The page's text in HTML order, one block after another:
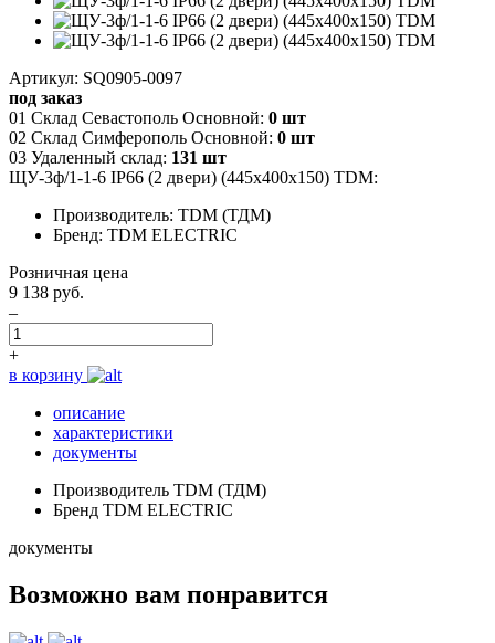
Артикул: SQ0905-0097
под заказ
01 Склад Севастополь Основной: 0 шт
02 Склад Симферополь Основной: 0 шт
03 Удаленный склад: 131 шт
ЩУ-3ф/1-1-6 IP66 (2 двери) (445х400х150) TDM:
Производитель: TDM (ТДМ)
Бренд: TDM ELECTRIC
Розничная цена
9 138 руб.
–
+
в корзину
описание
характеристики
документы
Производитель TDM (ТДМ)
Бренд TDM ELECTRIC
документы
Возможно вам понравится